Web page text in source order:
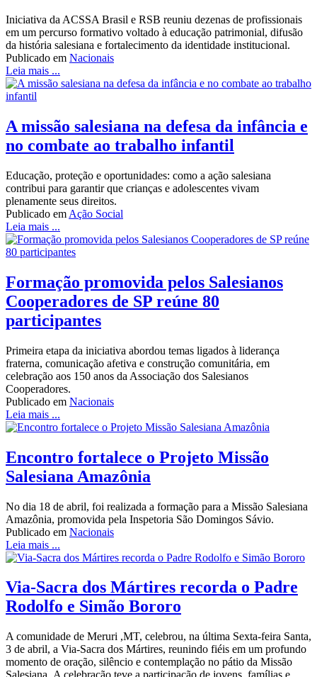
Iniciativa da ACSSA Brasil e RSB reuniu dezenas de profissionais
em um percurso formativo voltado à educação patrimonial, difusão
da história salesiana e fortalecimento da identidade institucional.
Publicado em Nacionais
Leia mais ...
A missão salesiana na defesa da infância e
no combate ao trabalho infantil
Educação, proteção e oportunidades: como a ação salesiana
contribui para garantir que crianças e adolescentes vivam
plenamente seus direitos.
Publicado em Ação Social
Leia mais ...
Formação promovida pelos Salesianos
Cooperadores de SP reúne 80
participantes
Primeira etapa da iniciativa abordou temas ligados à liderança
fraterna, comunicação afetiva e construção comunitária, em
celebração aos 150 anos da Associação dos Salesianos
Cooperadores.
Publicado em Nacionais
Leia mais ...
Encontro fortalece o Projeto Missão
Salesiana Amazônia
No dia 18 de abril, foi realizada a formação para a Missão Salesiana
Amazônia, promovida pela Inspetoria São Domingos Sávio.
Publicado em Nacionais
Leia mais ...
Via-Sacra dos Mártires recorda o Padre
Rodolfo e Simão Bororo
A comunidade de Meruri ,MT, celebrou, na última Sexta-feira Santa,
3 de abril, a Via-Sacra dos Mártires, reunindo fiéis em um profundo
momento de oração, silêncio e contemplação no pátio da Missão